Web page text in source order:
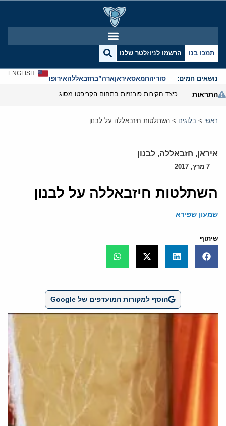
תמכו בנו הרשמו לניוזלטר שלנו
נושאים חמים: סוריהחמאסאיראןארה”בחזבאללהאירופהאנטישמיות
ENGLISH
התראות
ראשי > בלוגים > השתלטות חיזבאללה על לבנון
איראן, חזבאללה, לבנון
7 מרץ, 2017
השתלטות חיזבאללה על לבנון
שמעון שפירא
שיתוף
הוסף למקורות המועדפים של Google